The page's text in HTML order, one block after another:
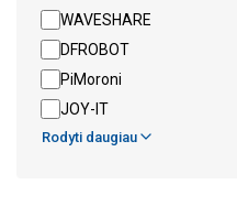
WAVESHARE
DFROBOT
PiMoroni
JOY-IT
Rodyti daugiau